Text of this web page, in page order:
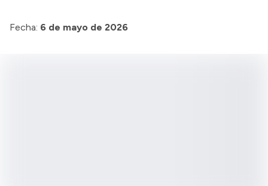
Fecha: 6 de mayo de 2026